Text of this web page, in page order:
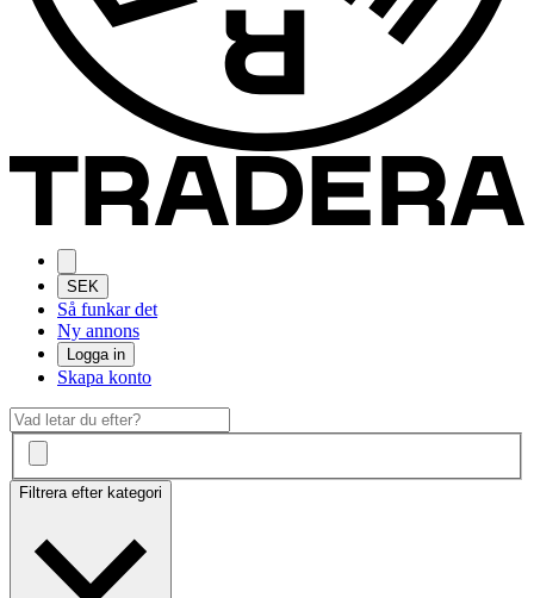
SEK
Så funkar det
Ny annons
Logga in
Skapa konto
Filtrera efter kategori